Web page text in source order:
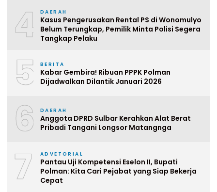
4 DAERAH
Kasus Pengerusakan Rental PS di Wonomulyo
Belum Terungkap, Pemilik Minta Polisi Segera
Tangkap Pelaku
5 BERITA
Kabar Gembira! Ribuan PPPK Polman
Dijadwalkan Dilantik Januari 2026
6 DAERAH
Anggota DPRD Sulbar Kerahkan Alat Berat
Pribadi Tangani Longsor Matangnga
7 ADVETORIAL
Pantau Uji Kompetensi Eselon II, Bupati
Polman: Kita Cari Pejabat yang Siap Bekerja
Cepat